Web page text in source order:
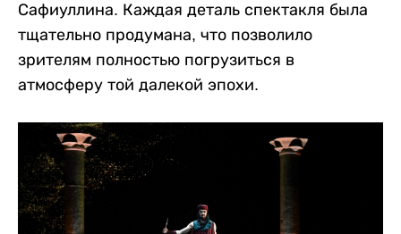
Сафиуллина. Каждая деталь спектакля была
тщательно продумана, что позволило
зрителям полностью погрузиться в
атмосферу той далекой эпохи.